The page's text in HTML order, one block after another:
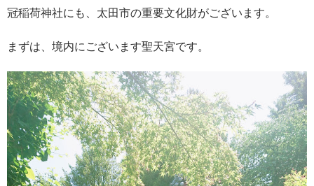
冠稲荷神社にも、太田市の重要文化財がございます。
まずは、境内にございます聖天宮です。